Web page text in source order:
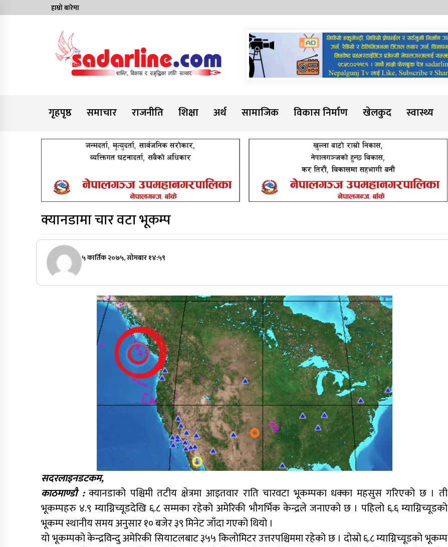
to
हाम्रो बारेमा
Sadarline
गृहपृष्ठ
समाचार राजनीति शिक्षा अर्थ सामाजिक विकास निर्माण खेलकुद स्वास्थ्य
क्यानडामा चार वटा भूकम्प
५ कार्तिक २०७५, सोमबार १४:५९
सदरलाइनडटकम,
काठमाण्डौ :क्यानडाको पश्चिमी तटीय क्षेत्रमा आइतवार राति चारवटा भूकम्पका धक्का महसुस गरिएको छ । ती
भूकम्पहरु ४.९ म्याग्निच्यूडदेखि ६.८ सम्मका रहेको अमेरिकी भौगर्भिक केन्द्रले जनाएको छ । पहिलो ६.६ म्याग्निच्यूडको
भूकम्प स्थानीय समय अनुसार १० बजेर ३९ मिनेट जाँदा गएको थियो ।
यो भूकम्पको केन्द्रविन्दु अमेरिकी सियाटलबाट ३५५ किलोमिटर उत्तरपश्चिममा रहेको छ । दोस्रो ६.८ म्याग्निच्यूडको भूकम्प